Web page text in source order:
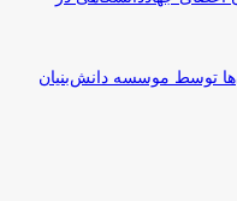
توسط موسسه دانش‌بنیان